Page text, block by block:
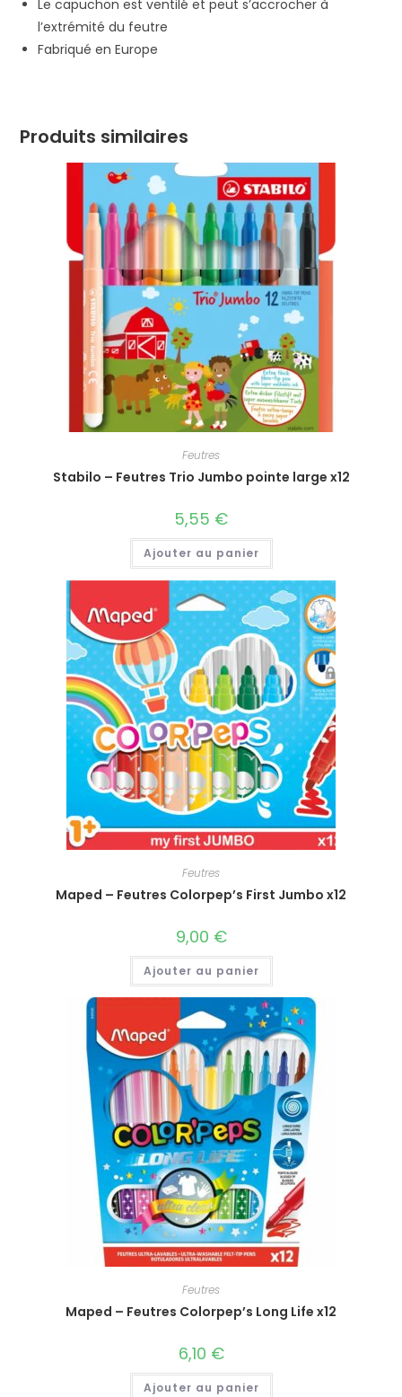
Le capuchon est ventilé et peut s’accrocher à
l’extrémité du feutre
Fabriqué en Europe
Produits similaires
Feutres
Stabilo – Feutres Trio Jumbo pointe large x12
5,55 €
Ajouter au panier
Feutres
Maped – Feutres Colorpep’s First Jumbo x12
9,00 €
Ajouter au panier
Feutres
Maped – Feutres Colorpep’s Long Life x12
6,10 €
Ajouter au panier